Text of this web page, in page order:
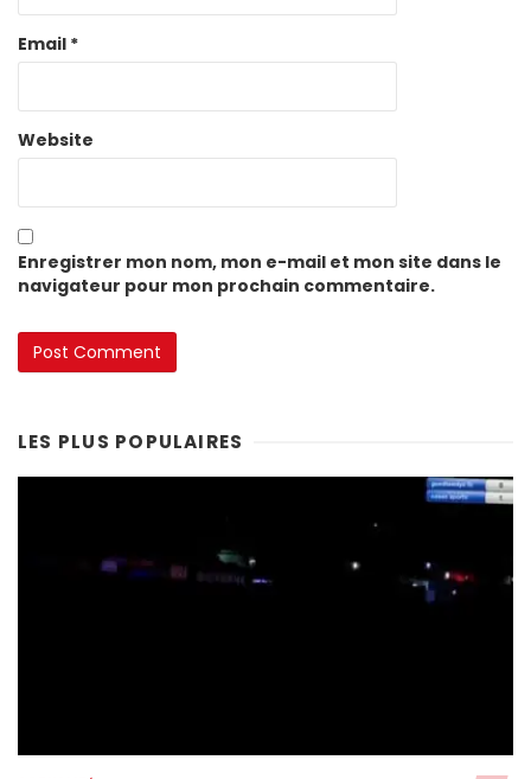
Email *
Website
Enregistrer mon nom, mon e-mail et mon site dans le
navigateur pour mon prochain commentaire.
LES PLUS POPULAIRES